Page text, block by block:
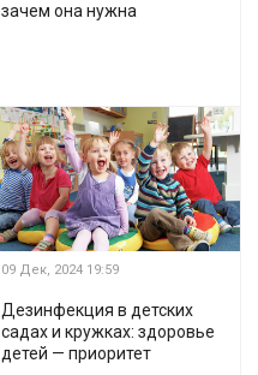
зачем она нужна
09 Дек, 2024 19:59
Дезинфекция в детских
садах и кружках: здоровье
детей — приоритет